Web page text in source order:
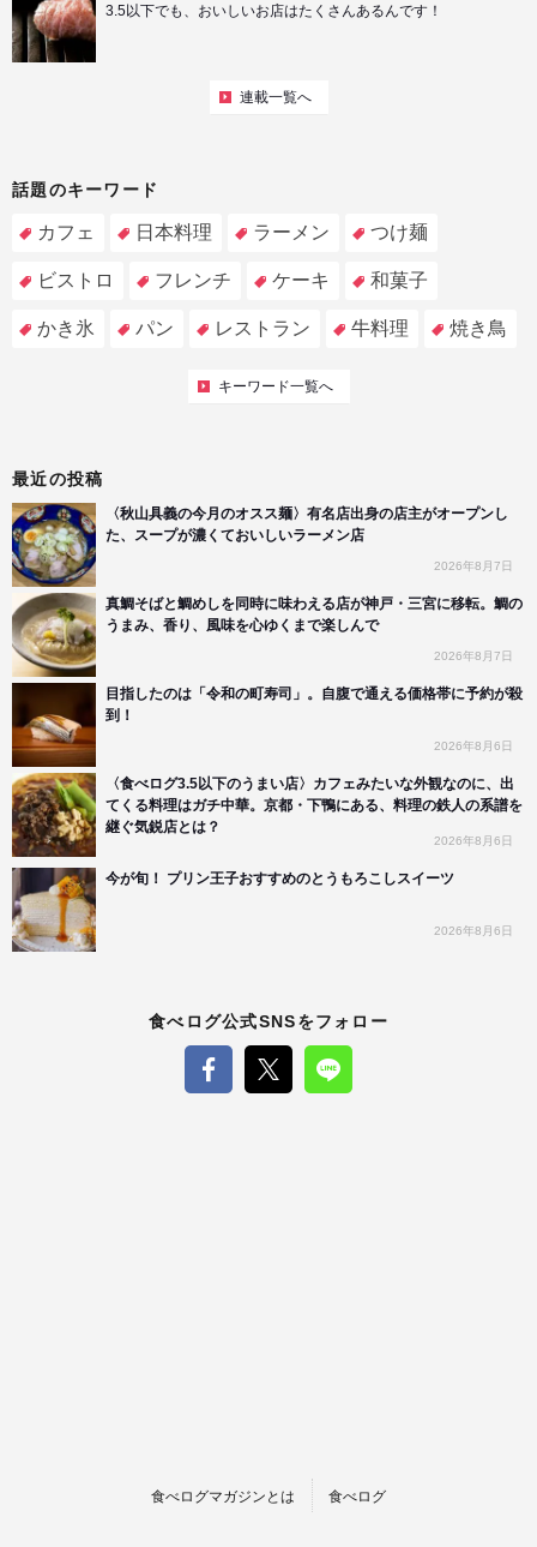
3.5以下でも、おいしいお店はたくさんあるんです！
連載一覧へ
話題のキーワード
カフェ 日本料理 ラーメン つけ麺
ビストロ フレンチ ケーキ 和菓子
かき氷 パン レストラン 牛料理 焼き鳥
キーワード一覧へ
最近の投稿
〈秋山具義の今月のオスス麺〉有名店出身の店主がオープンし
た、スープが濃くておいしいラーメン店
2026年8月7日
真鯛そばと鯛めしを同時に味わえる店が神戸・三宮に移転。鯛の
うまみ、香り、風味を心ゆくまで楽しんで
2026年8月7日
目指したのは「令和の町寿司」。自腹で通える価格帯に予約が殺
到！
2026年8月6日
〈食べログ3.5以下のうまい店〉カフェみたいな外観なのに、出
てくる料理はガチ中華。京都・下鴨にある、料理の鉄人の系譜を
継ぐ気鋭店とは？
2026年8月6日
今が旬！ プリン王子おすすめのとうもろこしスイーツ
2026年8月6日
食べログ公式SNSをフォロー
食べログマガジンとは 食べログ